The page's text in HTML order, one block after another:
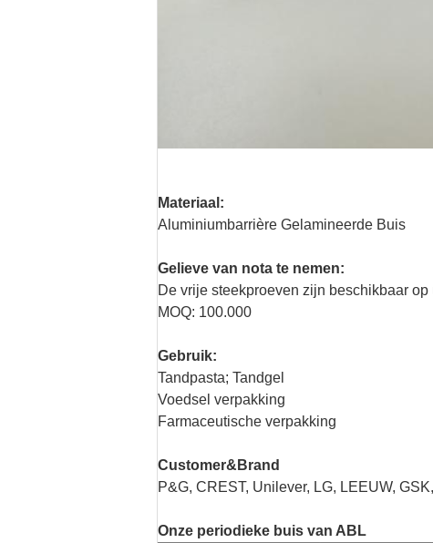
Materiaal:
Aluminiumbarrière Gelamineerde Buis
Gelieve van nota te nemen:
De vrije steekproeven zijn beschikbaar op
MOQ: 100.000
Gebruik:
Tandpasta; Tandgel
Voedsel verpakking
Farmaceutische verpakking
Customer&Brand
P&G, CREST, Unilever, LG, LEEUW,
Onze periodieke buis van ABL